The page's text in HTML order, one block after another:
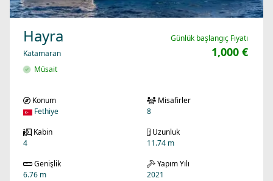
Hayra
Katamaran
Müsait
Günlük başlangıç Fiyatı
1,000 €
Konum
Fethiye
Misafirler
8
Kabin
4
Uzunluk
11.74 m
Genişlik
6.76 m
Yapım Yılı
2021